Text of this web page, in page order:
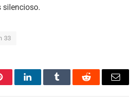
silencioso.
33
LinkedInTumblr Reddit Email